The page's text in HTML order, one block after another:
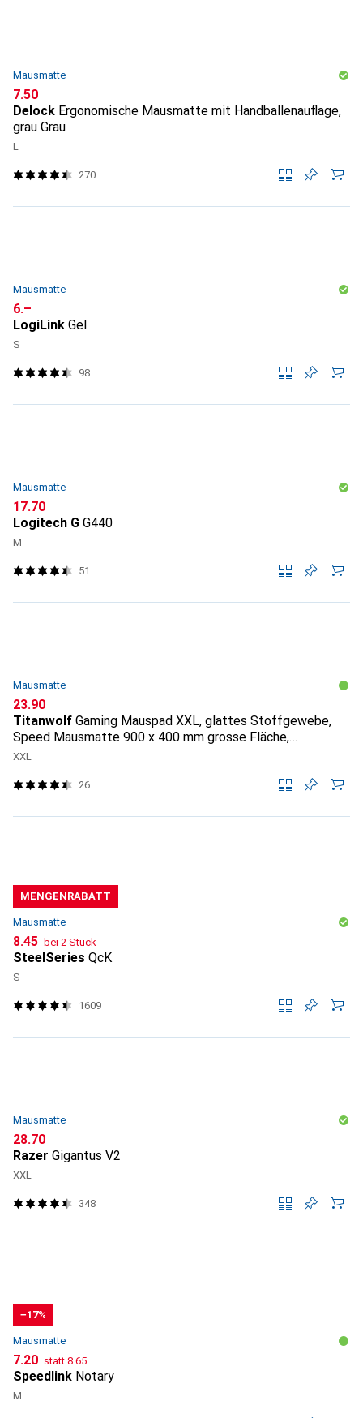
Mausmatte
CHF
7.50
Delock Ergonomische Mausmatte mit Handballenauflage,
grau Grau
L
270
Mausmatte
CHF
6.–
LogiLink Gel
S
98
Mausmatte
CHF
17.70
Logitech G G440
M
51
Mausmatte
CHF
23.90
Titanwolf Gaming Mauspad XXL, glattes Stoffgewebe,
Speed Mausmatte 900 x 400 mm grosse Fläche,
Topography
XXL
26
MENGENRABATT
Mausmatte
CHF
8.45 bei 2 Stück
SteelSeries QcK
S
1609
Mausmatte
CHF
28.70
Razer Gigantus V2
XXL
348
−17%
Mausmatte
CHF
7.20 statt CHF
8.65
Speedlink Notary
M